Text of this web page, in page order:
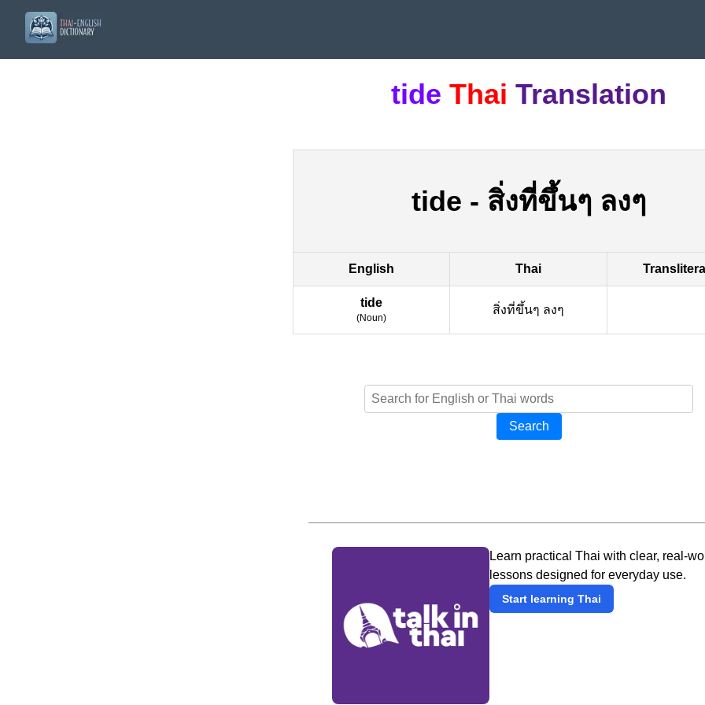
tide Thai Translation
tide - สิ่งที่ขึ้นๆ ลงๆ
English Thai
tide
(Noun)
สิ่งที่ขึ้นๆ ลงๆ
Search
Learn practical Thai with clear, real-
lessons designed for everyday use.
Start learning Thai